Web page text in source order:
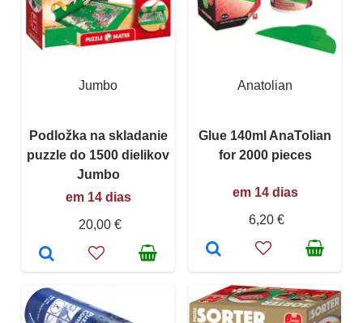
Jumbo
Podložka na skladanie
puzzle do 1500 dielikov
Jumbo
em 14 dias
20,00 €
Anatolian
Glue 140ml AnaTolian
for 2000 pieces
em 14 dias
6,20 €